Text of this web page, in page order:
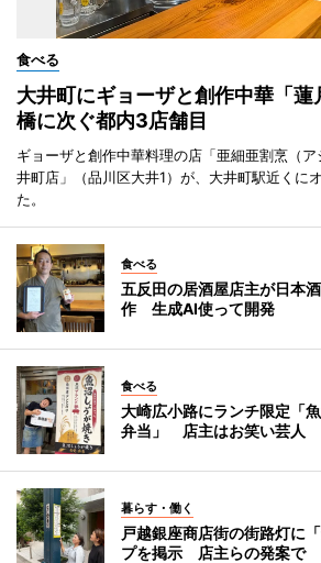
食べる
大井町にギョーザと創作中華「
橋に次ぐ都内3店舗目
ギョーザと創作中華料理の店「亜細亜割烹（
井町店」（品川区大井1）が、大井町駅近くに
た。
食べる
五反田の居酒屋店主が日本
作 生成AI使って開発
食べる
大崎広小路にランチ限定「
弁当」 店主はお笑い芸人
暮らす・働く
戸越銀座商店街の街路灯に
プを掲示 店主らの発案で